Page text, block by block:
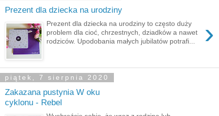
Prezent dla dziecka na urodziny
›
Prezent dla dziecka na urodziny to często duży
problem dla cioć, chrzestnych, dziadków a nawet
rodziców. Upodobania małych jubilatów potrafi...
piątek, 7 sierpnia 2020
Zakazana pustynia W oku
cyklonu - Rebel